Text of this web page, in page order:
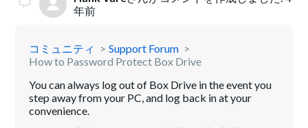
年前
コミュニティ
Support Forum
How to Password Protect Box Drive
You can always log out of Box Drive in the event you
step away from your PC, and log back in at your
convenience.